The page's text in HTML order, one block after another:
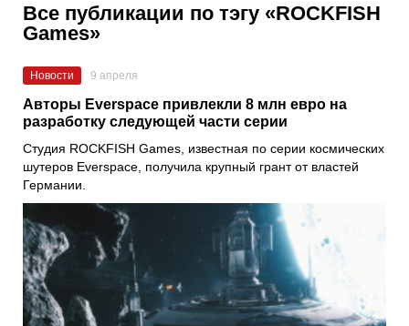
Все публикации по тэгу «ROCKFISH
Games»
Новости 9 апреля
Авторы Everspace привлекли 8 млн евро на
разработку следующей части серии
Студия ROCKFISH Games, известная по серии космических
шутеров Everspace, получила крупный грант от властей
Германии.